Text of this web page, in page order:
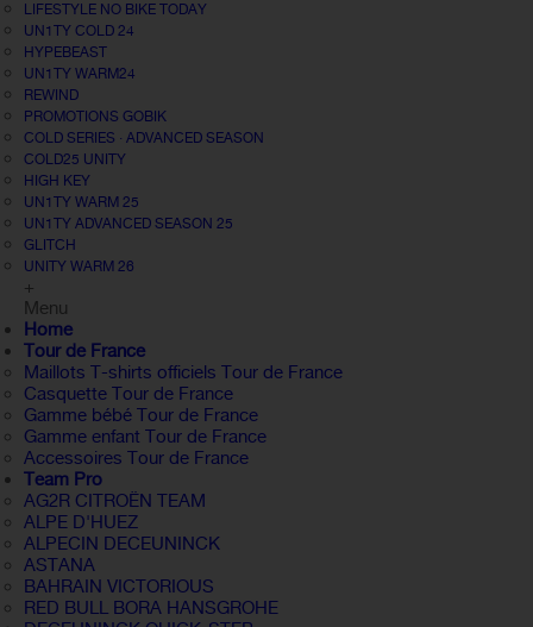
LIFESTYLE NO BIKE TODAY
UN1TY COLD 24
HYPEBEAST
UN1TY WARM24
REWIND
PROMOTIONS GOBIK
COLD SERIES · ADVANCED SEASON
COLD25 UNITY
HIGH KEY
UN1TY WARM 25
UN1TY ADVANCED SEASON 25
GLITCH
UNITY WARM 26
+
Menu
Home
Tour de France
Maillots T-shirts officiels Tour de France
Casquette Tour de France
Gamme bébé Tour de France
Gamme enfant Tour de France
Accessoires Tour de France
Team Pro
AG2R CITROËN TEAM
ALPE D'HUEZ
ALPECIN DECEUNINCK
ASTANA
BAHRAIN VICTORIOUS
RED BULL BORA HANSGROHE